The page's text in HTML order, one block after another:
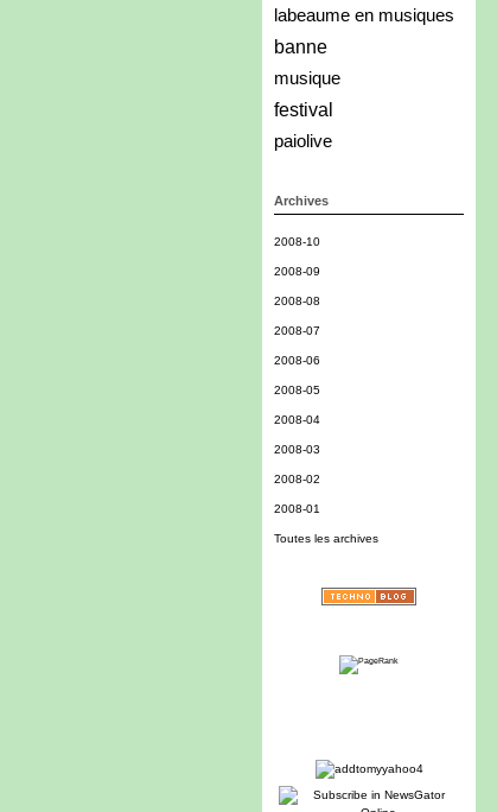
labeaume en musiques
banne
musique
festival
paiolive
Archives
2008-10
2008-09
2008-08
2008-07
2008-06
2008-05
2008-04
2008-03
2008-02
2008-01
Toutes les archives